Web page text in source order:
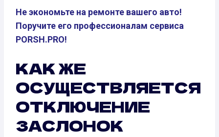
Не экономьте на ремонте вашего авто!
Поручите его профессионалам сервиса
PORSH.PRO!
КАК ЖЕ
ОСУЩЕСТВЛЯЕТСЯ
ОТКЛЮЧЕНИЕ
ЗАСЛОНОК